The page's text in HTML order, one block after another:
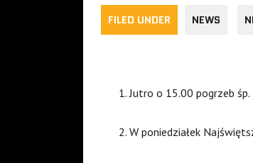
FILED UNDER NEWS
Jutro o 15.00 pogrzeb śp.
W poniedziałek